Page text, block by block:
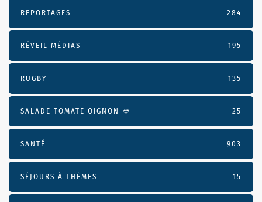
REPORTAGES 284
RÉVEIL MÉDIAS 195
RUGBY 135
SALADE TOMATE OIGNON 🥙 25
SANTÉ 903
SÉJOURS À THÈMES 15